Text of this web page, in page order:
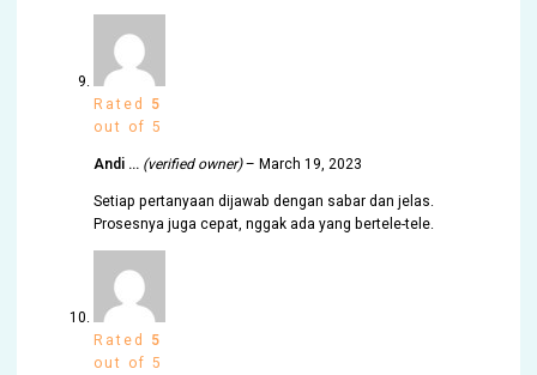
Rated 5
out of 5
Andi … (verified owner)– March 19, 2023
Setiap pertanyaan dijawab dengan sabar dan jelas.
Prosesnya juga cepat, nggak ada yang bertele-tele.
Rated 5
out of 5